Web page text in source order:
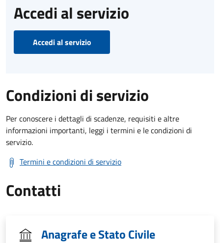
Accedi al servizio
Accedi al servizio
Condizioni di servizio
Per conoscere i dettagli di scadenze, requisiti e altre
informazioni importanti, leggi i termini e le condizioni di
servizio.
Termini e condizioni di servizio
Contatti
Anagrafe e Stato Civile